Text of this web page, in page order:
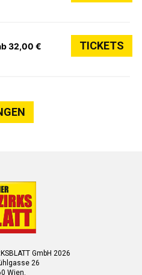
32,00 € TICKETS
GmbH 2026
26
Wien.